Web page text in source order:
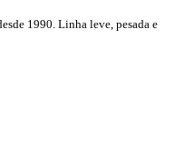
1990. Linha leve, pesada e